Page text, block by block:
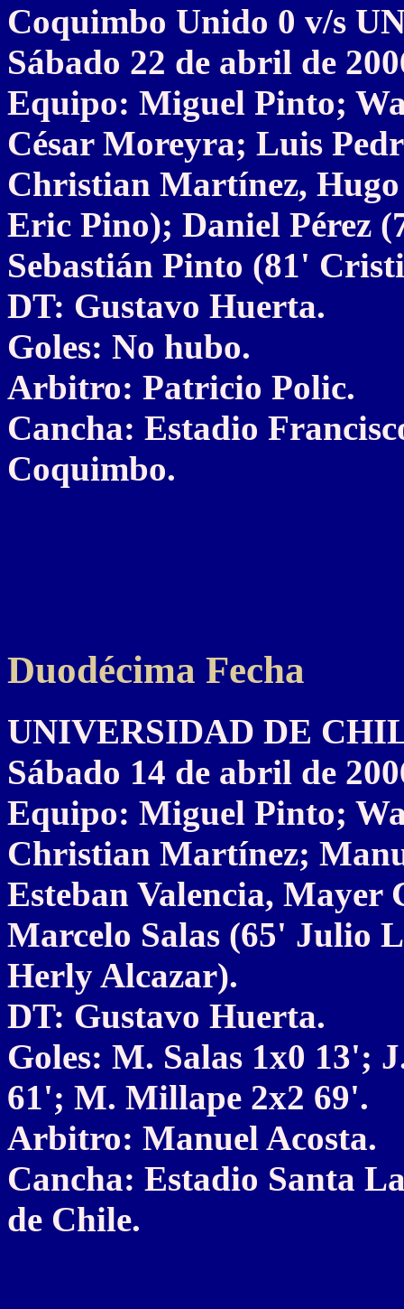
Coquimbo Unido 0 v/s
Sábado 22 de abril de
Equipo: Miguel Pinto;
César Moreyra; Luis
Christian Martínez,
Eric Pino); Daniel Pérez
Sebastián Pinto (81'
DT: Gustavo Huerta.
Goles: No hubo.
Arbitro: Patricio Polic.
Cancha: Estadio
Coquimbo.
Duodécima Fecha
UNIVERSIDAD DE
Sábado 14 de abril de
Equipo: Miguel Pinto;
Christian Martínez;
Esteban Valencia, Mayer
Marcelo Salas (65' Julio
Herly Alcazar).
DT: Gustavo Huerta.
Goles: M. Salas 1x0 13';
61'; M. Millape 2x2 69'.
Arbitro: Manuel Acosta.
Cancha: Estadio Santa
de Chile.